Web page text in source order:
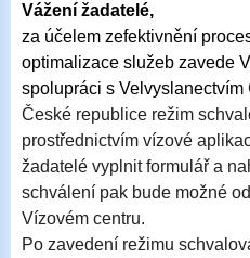
Vážení žadatelé,
za účelem zefektivnění
optimalizace služeb zavede
spolupráci s Velvyslanectvím
České republice režim
prostřednictvím vízové
žadatelé vyplnit formulář a
schválení pak bude možné
Vízovém centru.
Po zavedení režimu